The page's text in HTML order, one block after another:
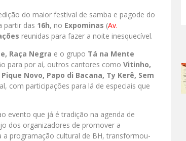
do maior festival de samba e pagode do
partir das 16h, no Expominas (Av.
reunidas para fazer a noite inesquecível.
Raça Negra e o grupo Tá na Mente
para por aí, outros cantores como Vitinho,
Novo, Papo di Bacana, Ty Kerê, Sem
com participações para lá de especiais que
evento que já é tradição na agenda de
dos organizadores de promover a
programação cultural de BH, transformou-